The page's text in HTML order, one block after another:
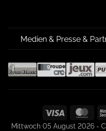
Medien & Presse &
Visa
Mittwoch 05 August 2026 -